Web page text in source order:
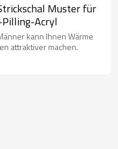
Muster für
Acryl
kann Ihnen Wärme
attraktiver machen.